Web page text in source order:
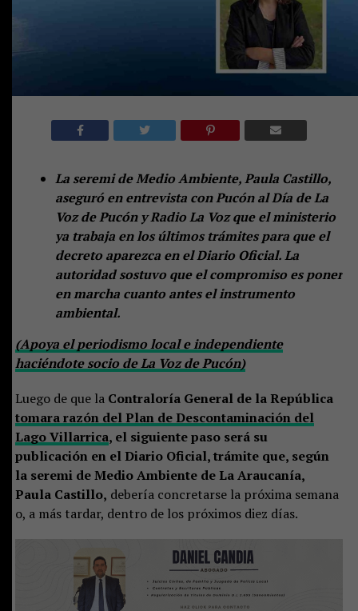
La seremi de Medio Ambiente, Paula Castillo,
aseguró en entrevista con Pucón al Día de La
Voz de Pucón y Radio La Voz que el ministerio
ya trabaja en los últimos trámites para que el
decreto aparezca en el Diario Oficial. La
autoridad sostuvo que el compromiso es poner
en marcha cuanto antes el instrumento
ambiental.
(Apoya el periodismo local e independiente
haciéndote socio de La Voz de Pucón)
Luego de que la Contraloría General de la República
tomara razón del Plan de Descontaminación del
Lago Villarrica, el siguiente paso será su
publicación en el Diario Oficial, trámite que, según
la seremi de Medio Ambiente de La Araucanía,
Paula Castillo, debería concretarse la próxima semana
o, a más tardar, dentro de los próximos diez días.